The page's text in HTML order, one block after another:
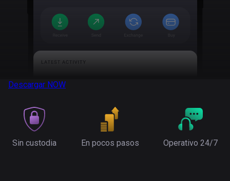
Descargar NOW
Sin custodia En pocos pasos Operativo 24/7